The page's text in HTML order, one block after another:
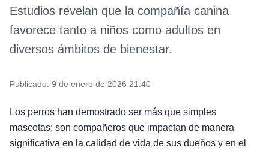
Estudios revelan que la compañía canina
favorece tanto a niños como adultos en
diversos ámbitos de bienestar.
Publicado: 9 de enero de 2026 21:40
Los perros han demostrado ser más que simples
mascotas; son compañeros que impactan de manera
significativa en la calidad de vida de sus dueños y en el